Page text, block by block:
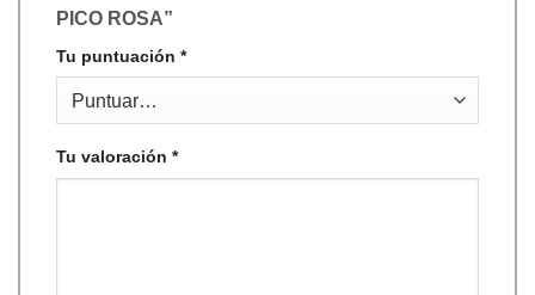
PICO ROSA”
Tu puntuación *
Tu valoración *